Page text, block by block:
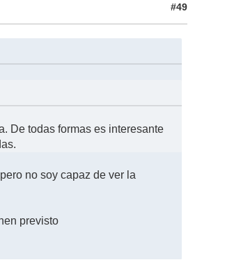
#49
De todas formas es interesante
no soy capaz de ver la
previsto